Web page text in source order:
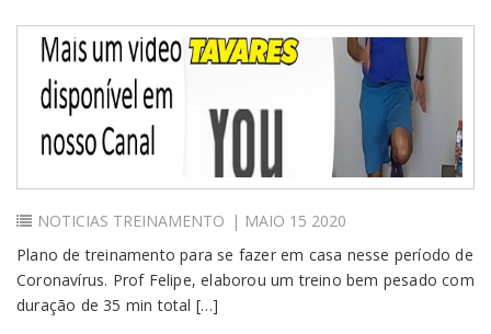
NOTICIAS TREINAMENTO | MAIO 15 2020
Plano de treinamento para se fazer em casa nesse período de
Coronavírus. Prof Felipe, elaborou um treino bem pesado com
duração de 35 min total […]